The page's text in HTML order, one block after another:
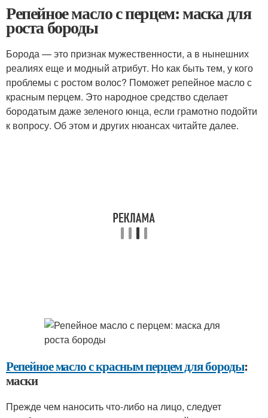
Репейное масло с перцем: маска для
роста бороды
Борода — это признак мужественности, а в нынешних
реалиях еще и модный атрибут. Но как быть тем, у кого
проблемы с ростом волос? Поможет репейное масло с
красным перцем. Это народное средство сделает
бородатым даже зеленого юнца, если грамотно подойти
к вопросу. Об этом и других нюансах читайте далее.
Репейное масло с красным перцем для бороды:
маски
Прежде чем наносить что-либо на лицо, следует